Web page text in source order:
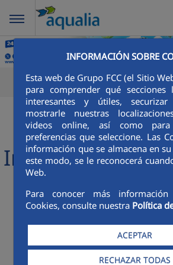
INFORMACIÓN SOBRE
Esta web de Grupo FCC (el Sitio
para comprender qué secciones
interesantes y útiles,
mostrarle nuestras
videos online, así como
preferencias que seleccione. Las
información que se almacena en
este modo, se le reconocerá
Web.
Para conocer más
Cookies, consulte nuestra Política
ACEPTAR
RECHAZAR TODAS
Bienvenido al
Información al
de
Un espacio que Aqualia pone a tu
encuentres todo lo que necesitas de
eficaz.